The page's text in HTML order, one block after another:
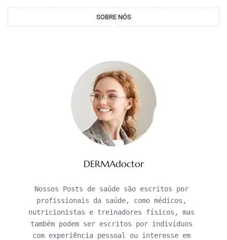
SOBRE NÓS
DERMAdoctor
Nossos Posts de saúde são escritos por
profissionais da saúde, como médicos,
nutricionistas e treinadores físicos, mas
também podem ser escritos por indivíduos
com experiência pessoal ou interesse em